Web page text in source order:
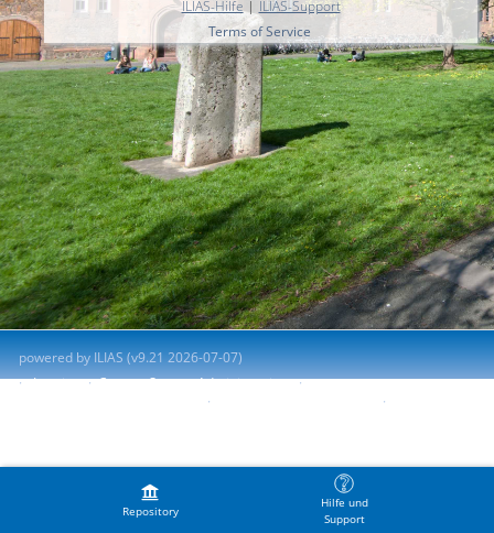
Repository
Hilfe und
Support
ILIAS-Hilfe | ILIAS-Support
Terms of Service
powered by ILIAS (v9.21 2026-07-07)
Imprint
Contact System Administration